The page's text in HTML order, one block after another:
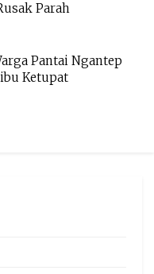
Parah
Pantai Ngantep
Ketupat